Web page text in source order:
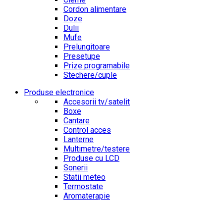
Cordon alimentare
Doze
Dulii
Mufe
Prelungitoare
Presetupe
Prize programabile
Stechere/cuple
Produse electronice
Accesorii tv/satelit
Boxe
Cantare
Control acces
Lanterne
Multimetre/testere
Produse cu LCD
Sonerii
Statii meteo
Termostate
Aromaterapie